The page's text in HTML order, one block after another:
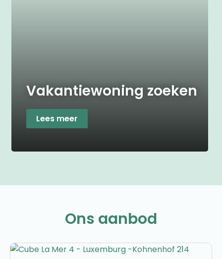
Vakantiewoning zoeken
Lees meer
Ons aanbod